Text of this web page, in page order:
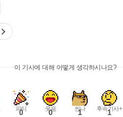
이 기사에 대해 어떻게 생각하시나요?
파티
0 웃음
0 씬나
1 후속기사+
1